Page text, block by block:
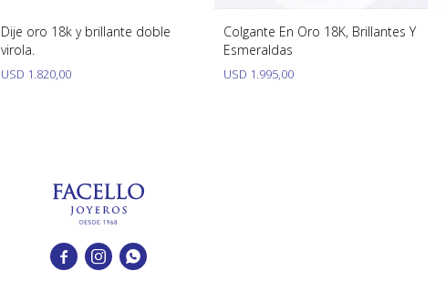
Dije oro 18k y brillante doble
virola.
USD 1.820,00
Colgante En Oro 18K, Brillantes Y
Esmeraldas
USD 1.995,00
  